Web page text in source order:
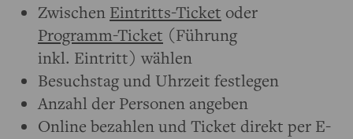
Zwischen Eintritts-Ticket oder
Programm-Ticket (Führung
inkl. Eintritt) wählen
Besuchstag und Uhrzeit festlegen
Anzahl der Personen angeben
Online bezahlen und Ticket direkt per E-